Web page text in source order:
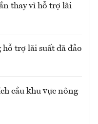
thay vì hỗ trợ lãi
trợ lãi suất đã đảo
cầu khu vực nông